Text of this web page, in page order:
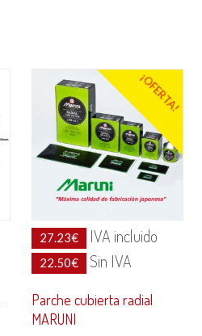
¡OFERTA!
27.23€ IVA incluido
22.50€ Sin IVA
Parche cubierta radial
MARUNI